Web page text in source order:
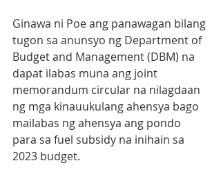
Ginawa ni Poe ang panawagan bilang
tugon sa anunsyo ng Department of
Budget and Management (DBM) na
dapat ilabas muna ang joint
memorandum circular na nilagdaan
ng mga kinauukulang ahensya bago
mailabas ng ahensya ang pondo
para sa fuel subsidy na inihain sa
2023 budget.